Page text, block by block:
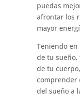
puedas
afrontar los
mayor
Teniendo
de tu
de tu
comprender
del sueño a